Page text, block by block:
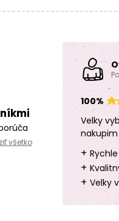
všetko
100%
Velky
+
+
+ Velky